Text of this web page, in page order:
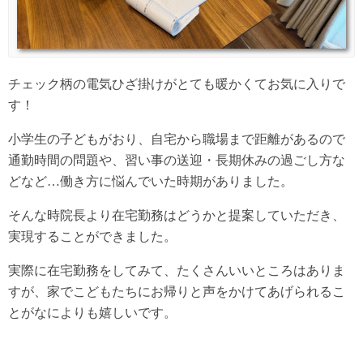
チェック柄の電気ひざ掛けがとても暖かくてお気に入りで
す！
小学生の子どもがおり、自宅から職場まで距離があるので
通勤時間の問題や、習い事の送迎・長期休みの過ごし方な
どなど…働き方に悩んでいた時期がありました。
そんな時院長より在宅勤務はどうかと提案していただき、
実現することができました。
実際に在宅勤務をしてみて、たくさんいいところはありま
すが、家でこどもたちにお帰りと声をかけてあげられるこ
とがなによりも嬉しいです。